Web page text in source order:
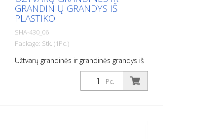
GRANDINIŲ GRANDYS IŠ
PLASTIKO
SHA-430_06
Package: Stk. (1Pc.)
Užtvarų grandinės ir grandinės grandys iš
plastiko, užtvarų grandinės, 6 mm storio,
geltonos / juodos spalvos, pakuotės
Pc.